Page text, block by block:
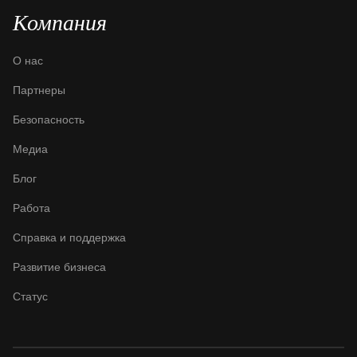
Компания
О нас
Партнеры
Безопасность
Медиа
Блог
Работа
Справка и поддержка
Развитие бизнеса
Статус